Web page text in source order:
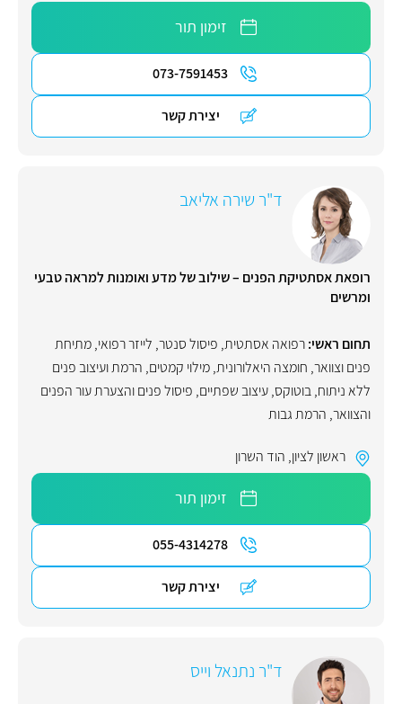
זימון תור
073-7591453
יצירת קשר
ד"ר שירה אליאב
רופאת אסתטיקת הפנים – שילוב של מדע ואומנות למראה טבעי
ומרשים
תחום ראשי:רפואה אסתטית, פיסול סנטר, לייזר רפואי,מתיחת
פנים וצוואר, חומצה היאלורונית,מילוי קמטים, הרמת ועיצוב פנים
ללא ניתוח,בוטוקס,עיצוב שפתיים, פיסול פנים והצערת עור הפנים
והצוואר, הרמת גבות
ראשון לציון, הוד השרון
זימון תור
055-4314278
יצירת קשר
ד"ר נתנאל וייס